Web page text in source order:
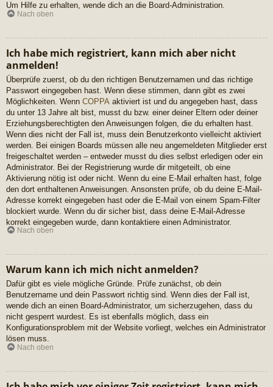
Um Hilfe zu erhalten, wende dich an die Board-Administration.
Nach oben
Ich habe mich registriert, kann mich aber nicht
anmelden!
Überprüfe zuerst, ob du den richtigen Benutzernamen und das richtige
Passwort eingegeben hast. Wenn diese stimmen, dann gibt es zwei
Möglichkeiten. Wenn COPPA aktiviert ist und du angegeben hast, dass
du unter 13 Jahre alt bist, musst du bzw. einer deiner Eltern oder deiner
Erziehungsberechtigten den Anweisungen folgen, die du erhalten hast.
Wenn dies nicht der Fall ist, muss dein Benutzerkonto vielleicht aktiviert
werden. Bei einigen Boards müssen alle neu angemeldeten Mitglieder erst
freigeschaltet werden – entweder musst du dies selbst erledigen oder ein
Administrator. Bei der Registrierung wurde dir mitgeteilt, ob eine
Aktivierung nötig ist oder nicht. Wenn du eine E-Mail erhalten hast, folge
den dort enthaltenen Anweisungen. Ansonsten prüfe, ob du deine E-Mail-
Adresse korrekt eingegeben hast oder die E-Mail von einem Spam-Filter
blockiert wurde. Wenn du dir sicher bist, dass deine E-Mail-Adresse
korrekt eingegeben wurde, dann kontaktiere einen Administrator.
Nach oben
Warum kann ich mich nicht anmelden?
Dafür gibt es viele mögliche Gründe. Prüfe zunächst, ob dein
Benutzername und dein Passwort richtig sind. Wenn dies der Fall ist,
wende dich an einen Board-Administrator, um sicherzugehen, dass du
nicht gesperrt wurdest. Es ist ebenfalls möglich, dass ein
Konfigurationsproblem mit der Website vorliegt, welches ein Administrator
lösen muss.
Nach oben